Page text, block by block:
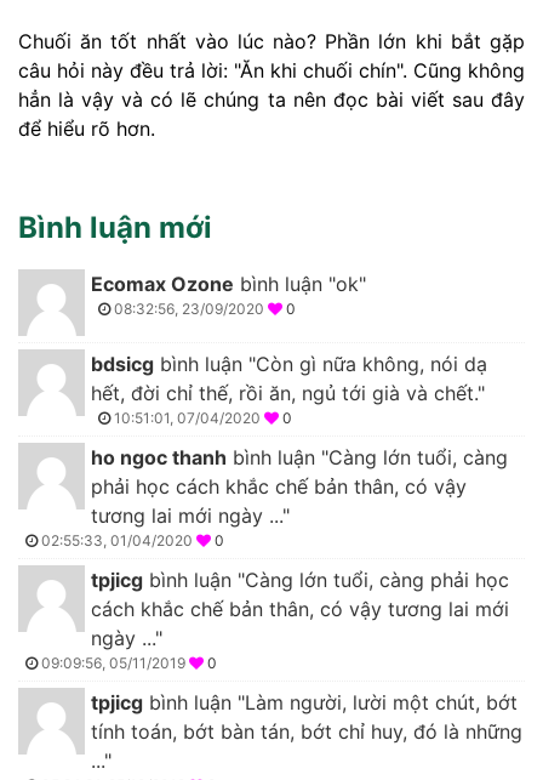
Chuối ăn tốt nhất vào lúc nào? Phần lớn khi bắt gặp
câu hỏi này đều trả lời: "Ăn khi chuối chín". Cũng không
hẳn là vậy và có lẽ chúng ta nên đọc bài viết sau đây
để hiểu rõ hơn.
Bình luận mới
Ecomax Ozone bình luận "ok"
08:32:56, 23/09/2020 0
bdsicg bình luận "Còn gì nữa không, nói dạ
hết, đời chỉ thế, rồi ăn, ngủ tới già và chết."
10:51:01, 07/04/2020 0
ho ngoc thanh bình luận "Càng lớn tuổi, càng
phải học cách khắc chế bản thân, có vậy
tương lai mới ngày ..."
02:55:33, 01/04/2020 0
tpjicg bình luận "Càng lớn tuổi, càng phải học
cách khắc chế bản thân, có vậy tương lai mới
ngày ..."
09:09:56, 05/11/2019 0
tpjicg bình luận "Làm người, lười một chút, bớt
tính toán, bớt bàn tán, bớt chỉ huy, đó là những
..."